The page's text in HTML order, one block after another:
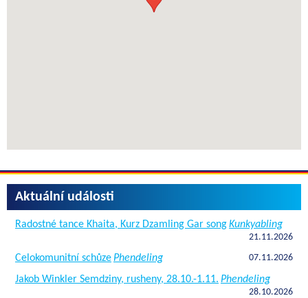
Aktuální události
Radostné tance Khaita, Kurz Dzamling Gar songKunkyabling
21.11.2026
Celokomunitní schůzePhendeling 07.11.2026
Jakob Winkler Semdziny, rusheny, 28.10.-1.11. Phendeling
28.10.2026